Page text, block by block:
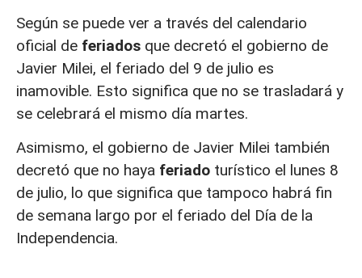
Según se puede ver a través del calendario
oficial de feriados que decretó el gobierno de
Javier Milei, el feriado del 9 de julio es
inamovible. Esto significa que no se trasladará y
se celebrará el mismo día martes.
Asimismo, el gobierno de Javier Milei también
decretó que no haya feriado turístico el lunes 8
de julio, lo que significa que tampoco habrá fin
de semana largo por el feriado del Día de la
Independencia.